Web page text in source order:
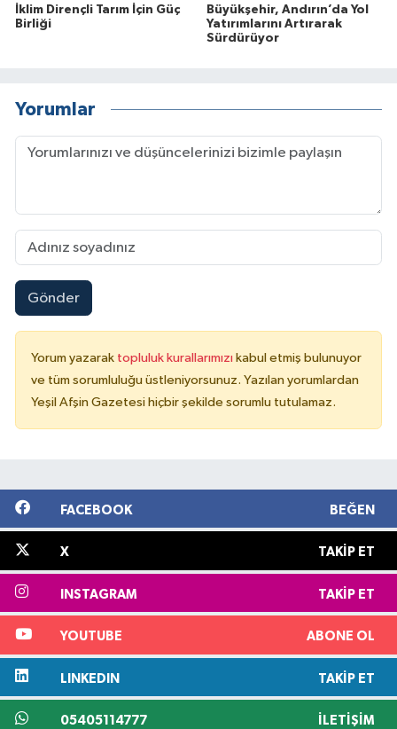
İklim Dirençli Tarım İçin Güç
Birliği
Büyükşehir, Andırın’da Yol
Yatırımlarını Artırarak
Sürdürüyor
Yorumlar
Gönder
Yorum yazarak topluluk kurallarımızı kabul etmiş bulunuyor
ve tüm sorumluluğu üstleniyorsunuz. Yazılan yorumlardan
Yeşil Afşin Gazetesi hiçbir şekilde sorumlu tutulamaz.
FACEBOOK BEĞEN
X TAKIP ET
INSTAGRAM TAKIP ET
YOUTUBE ABONE OL
LINKEDIN TAKIP ET
05405114777 İLETIŞIM